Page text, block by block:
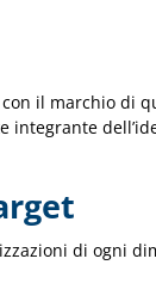
il marchio di
integrante
di ogni